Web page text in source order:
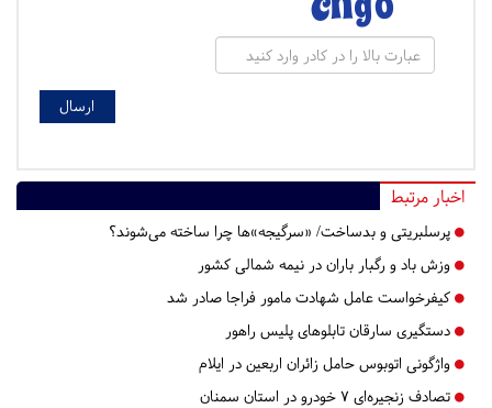
اخبار مرتبط
پرسلبریتی و بدساخت/ «سرگیجه»ها چرا ساخته می‌شوند؟
وزش باد و رگبار باران در نیمه شمالی کشور
کیفرخواست عامل شهادت مامور فراجا صادر شد
دستگیری سارقان تابلوهای پلیس راهور
واژگونی اتوبوس حامل زائران اربعین در ایلام
تصادف زنجیره‌ای ۷ خودرو در استان سمنان